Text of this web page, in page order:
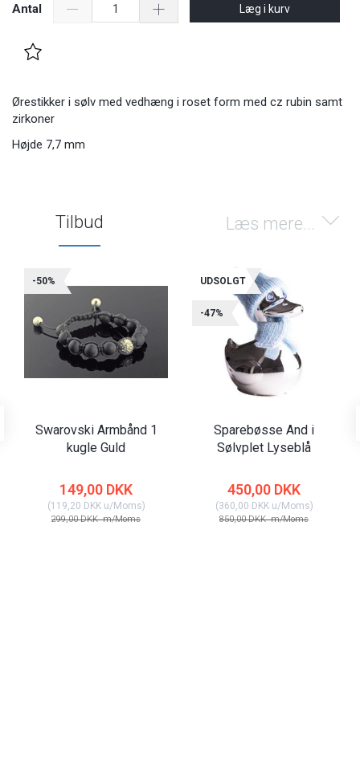
Antal Læg i kurv
Ørestikker i sølv med vedhæng i roset form med cz rubin samt
zirkoner
Højde 7,7 mm
Læs mere...
Tilbud
-50%
Swarovski Armbånd 1
kugle Guld
149,00 DKK
(119,20 DKKu/Moms)
299,00 DKKm/Moms
UDSOLGT
-47%
Sparebøsse And i
Sølvplet Lyseblå
450,00 DKK
(360,00 DKKu/Moms)
850,00 DKKm/Moms